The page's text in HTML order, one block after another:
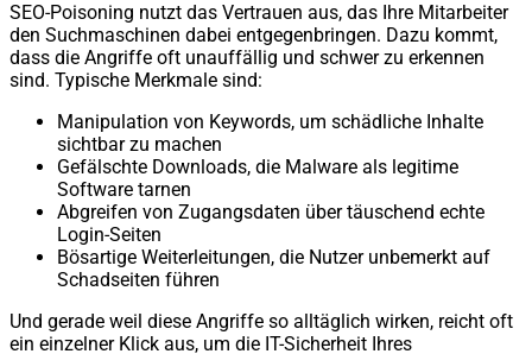
SEO-Poisoning nutzt das Vertrauen aus, das Ihre Mitarbeiter
den Suchmaschinen dabei entgegenbringen. Dazu kommt,
dass die Angriffe oft unauffällig und schwer zu erkennen
sind. Typische Merkmale sind:
Manipulation von Keywords, um schädliche Inhalte
sichtbar zu machen
Gefälschte Downloads, die Malware als legitime
Software tarnen
Abgreifen von Zugangsdaten über täuschend echte
Login-Seiten
Bösartige Weiterleitungen, die Nutzer unbemerkt auf
Schadseiten führen
Und gerade weil diese Angriffe so alltäglich wirken, reicht oft
ein einzelner Klick aus, um die IT-Sicherheit Ihres